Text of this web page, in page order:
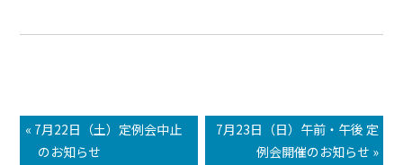
« 7月22日（土）定例会中止
のお知らせ
7月23日（日）午前・午後 定
例会開催のお知らせ »